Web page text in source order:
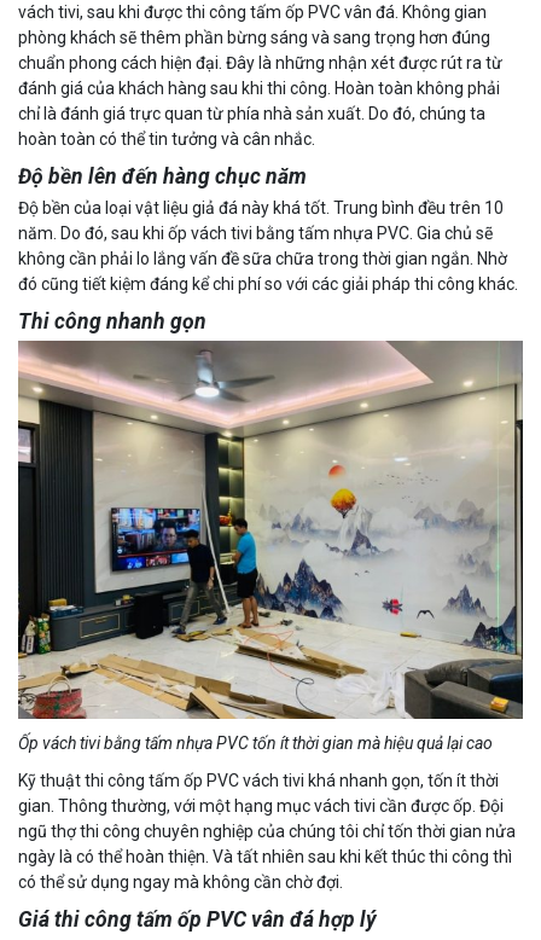
vách tivi, sau khi được thi công tấm ốp PVC vân đá. Không gian
phòng khách sẽ thêm phần bừng sáng và sang trọng hơn đúng
chuẩn phong cách hiện đại. Đây là những nhận xét được rút ra từ
đánh giá của khách hàng sau khi thi công. Hoàn toàn không phải
chỉ là đánh giá trực quan từ phía nhà sản xuất. Do đó, chúng ta
hoàn toàn có thể tin tưởng và cân nhắc.
Độ bền lên đến hàng chục năm
Độ bền của loại vật liệu giả đá này khá tốt. Trung bình đều trên 10
năm. Do đó, sau khi ốp vách tivi bằng tấm nhựa PVC. Gia chủ sẽ
không cần phải lo lắng vấn đề sữa chữa trong thời gian ngắn. Nhờ
đó cũng tiết kiệm đáng kể chi phí so với các giải pháp thi công khác.
Thi công nhanh gọn
Ốp vách tivi bằng tấm nhựa PVC tốn ít thời gian mà hiệu quả lại cao
Kỹ thuật thi công tấm ốp PVC vách tivi khá nhanh gọn, tốn ít thời
gian. Thông thường, với một hạng mục vách tivi cần được ốp. Đội
ngũ thợ thi công chuyên nghiệp của chúng tôi chỉ tốn thời gian nửa
ngày là có thể hoàn thiện. Và tất nhiên sau khi kết thúc thi công thì
có thể sử dụng ngay mà không cần chờ đợi.
Giá thi công tấm ốp PVC vân đá hợp lý